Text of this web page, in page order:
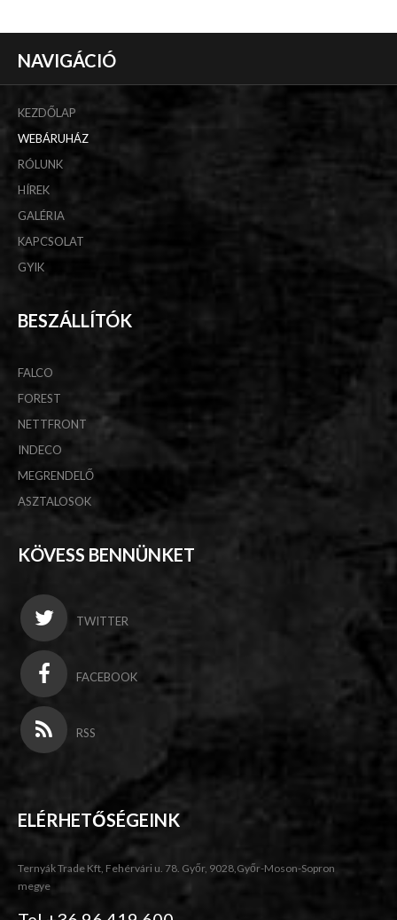
NAVIGÁCIÓ
KEZDŐLAP
WEBÁRUHÁZ
RÓLUNK
HÍREK
GALÉRIA
KAPCSOLAT
GYIK
BESZÁLLÍTÓK
FALCO
FOREST
NETTFRONT
INDECO
MEGRENDELŐ
ASZTALOSOK
KÖVESS BENNÜNKET
TWITTER
FACEBOOK
RSS
ELÉRHETŐSÉGEINK
Ternyák Trade Kft, Fehérvári u. 78. Győr, 9028,Győr-Moson-Sopron
megye